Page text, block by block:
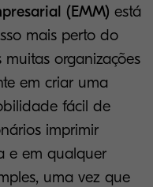
(EMM) está
mais perto do
muitas organizações
em criar uma
fácil de
imprimir
e em qualquer
uma vez que